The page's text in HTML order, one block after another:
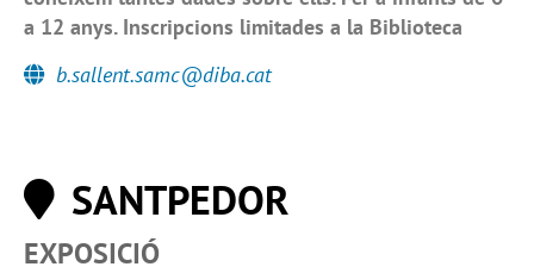
a 12 anys. Inscripcions limitades a la Biblioteca
b.sallent.samc@diba.cat
SANTPEDOR
EXPOSICIÓ